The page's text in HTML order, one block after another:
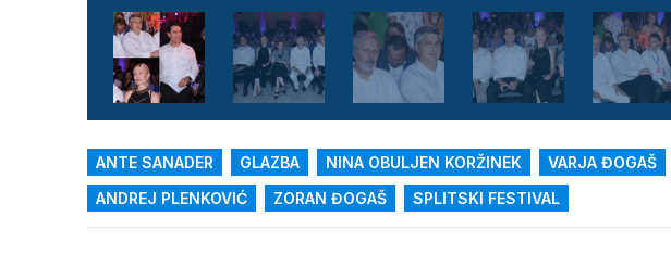
ANTE SANADER GLAZBA NINA OBULJEN KORŽINEK VARJA ĐOGAŠ
ANDREJ PLENKOVIĆ
ZORAN ĐOGAŠ SPLITSKI FESTIVAL